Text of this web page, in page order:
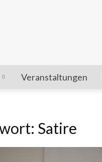
Veranstaltungen
Satire